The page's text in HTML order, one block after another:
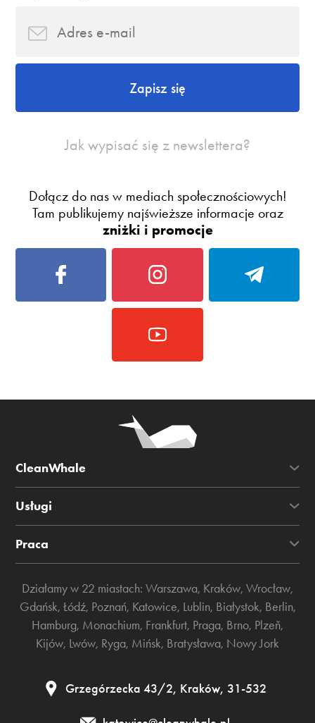
Zapisz się
Jak wypisać się z newslettera?
Dołącz do nas w mediach społecznościowych!
Tam publikujemy najświeższe informacje oraz
zniżki i promocje
CleanWhale
Usługi
Praca
Działamy w 22 miastach: Warszawa, Kraków, Wrocław,
Gdańsk, Łódź, Poznań, Katowice, Lublin, Białystok, Berlin,
Hamburg, Monachium, Frankfurt, Praga, Brno, Plzeň,
Kijów, Lwów, Ryga, Mińsk, Bratysława, Nowy Jork
Grzegórzecka 43/2, Kraków, 31-532